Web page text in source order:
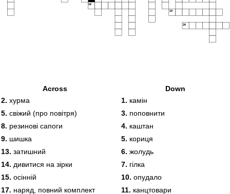
18
19
20
Across
2. хурма
5. свіжий (про повітря)
8. резинові сапоги
9. шишка
13. затишний
14. дивитися на зірки
15. осінній
17. наряд, повний комплект
Down
1. камін
3. поповнити
4. каштан
5. кориця
6. жолудь
7. гілка
10. опудало
11. канцтовари